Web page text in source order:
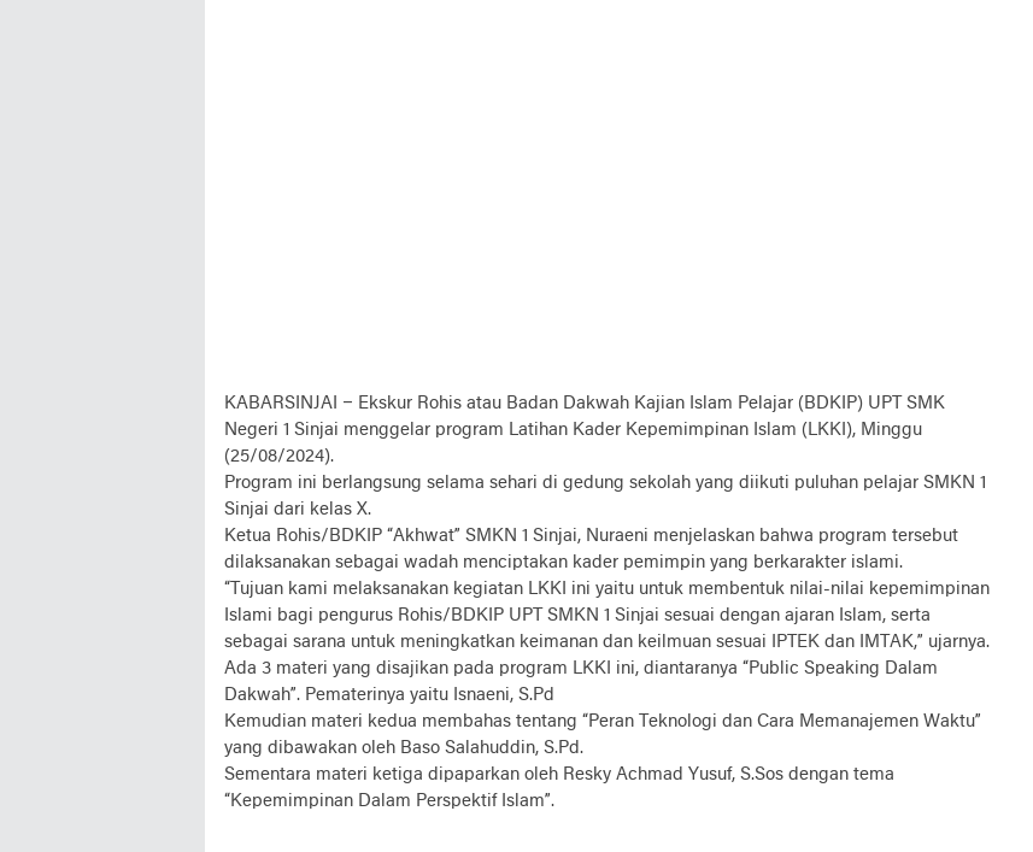
KABARSINJAI – Ekskur Rohis atau Badan Dakwah Kajian Islam Pelajar (BDKIP) UPT SMK
Negeri 1 Sinjai menggelar program Latihan Kader Kepemimpinan Islam (LKKI), Minggu
(25/08/2024).
Program ini berlangsung selama sehari di gedung sekolah yang diikuti puluhan pelajar SMKN 1
Sinjai dari kelas X.
Ketua Rohis/BDKIP “Akhwat” SMKN 1 Sinjai, Nuraeni menjelaskan bahwa program tersebut
dilaksanakan sebagai wadah menciptakan kader pemimpin yang berkarakter islami.
“Tujuan kami melaksanakan kegiatan LKKI ini yaitu untuk membentuk nilai-nilai kepemimpinan
Islami bagi pengurus Rohis/BDKIP UPT SMKN 1 Sinjai sesuai dengan ajaran Islam, serta
sebagai sarana untuk meningkatkan keimanan dan keilmuan sesuai IPTEK dan IMTAK,” ujarnya.
Ada 3 materi yang disajikan pada program LKKI ini, diantaranya “Public Speaking Dalam
Dakwah”. Pematerinya yaitu Isnaeni, S.Pd
Kemudian materi kedua membahas tentang “Peran Teknologi dan Cara Memanajemen Waktu”
yang dibawakan oleh Baso Salahuddin, S.Pd.
Sementara materi ketiga dipaparkan oleh Resky Achmad Yusuf, S.Sos dengan tema
“Kepemimpinan Dalam Perspektif Islam”.